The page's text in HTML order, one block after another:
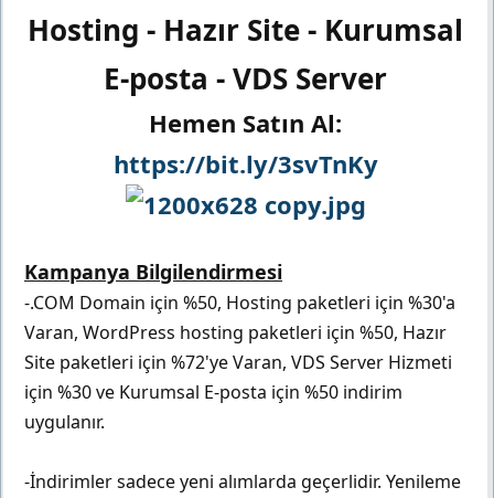
Hosting - Hazır Site - Kurumsal
E-posta - VDS Server
Hemen Satın Al:
https://bit.ly/3svTnKy
Kampanya Bilgilendirmesi
-.COM Domain için %50, Hosting paketleri için %30'a
Varan, WordPress hosting paketleri için %50, Hazır
Site paketleri için %72'ye Varan, VDS Server Hizmeti
için %30 ve Kurumsal E-posta için %50 indirim
uygulanır.
-İndirimler sadece yeni alımlarda geçerlidir. Yenileme